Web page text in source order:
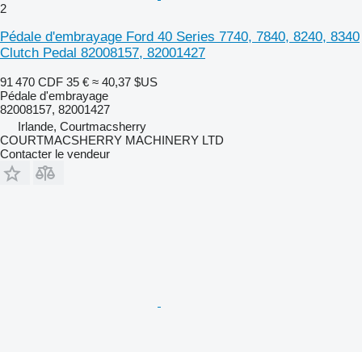
2
Pédale d'embrayage Ford 40 Series 7740, 7840, 8240, 8340
Clutch Pedal 82008157, 82001427
91 470 CDF 35 € ≈ 40,37 $US
Pédale d'embrayage
82008157, 82001427
Irlande, Courtmacsherry
COURTMACSHERRY MACHINERY LTD
Contacter le vendeur